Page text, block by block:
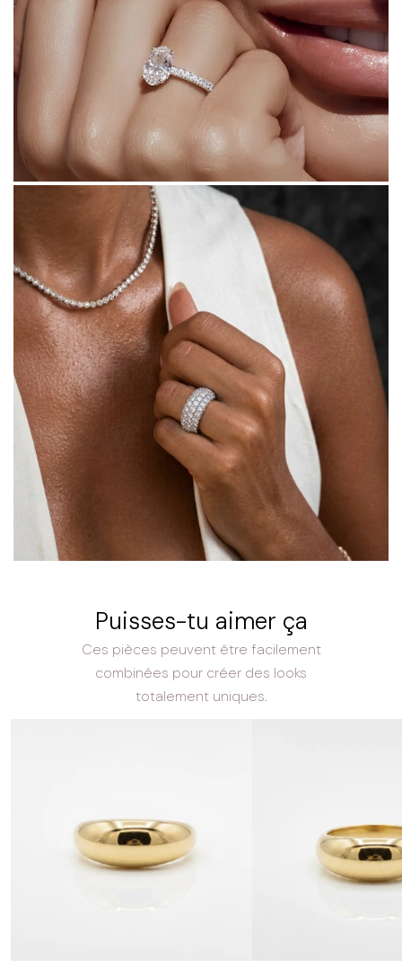
Puisses-tu aimer ça
Ces pièces peuvent être facilement
combinées pour créer des looks
totalement uniques.